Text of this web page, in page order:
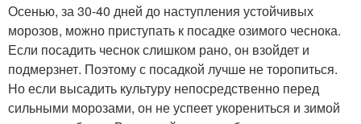
Осенью, за 30-40 дней до наступления устойчивых
морозов, можно приступать к посадке озимого чеснока.
Если посадить чеснок слишком рано, он взойдет и
подмерзнет. Поэтому с посадкой лучше не торопиться.
Но если высадить культуру непосредственно перед
сильными морозами, он не успеет укорениться и зимой